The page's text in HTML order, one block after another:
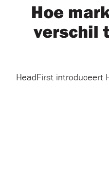
Hoe
verschil
HeadFirst introduceert